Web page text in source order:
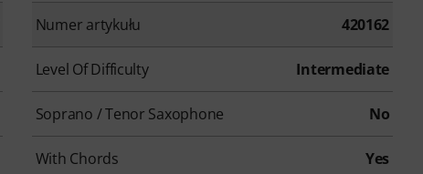
Numer artykułu 420162
Level Of Difficulty Intermediate
Soprano / Tenor Saxophone No
With Chords Yes